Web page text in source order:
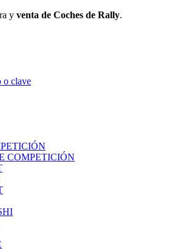
y venta de Coches de Rally.
o clave
COMPETICIÓN